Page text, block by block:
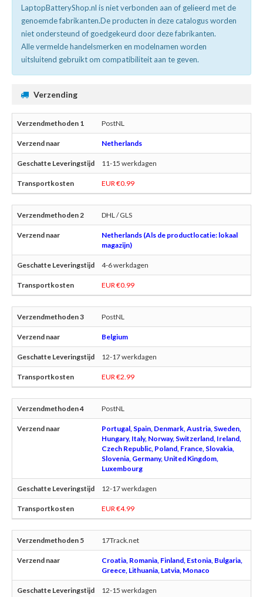
LaptopBatteryShop.nl is niet verbonden aan of gelieerd met de
genoemde fabrikanten.De producten in deze catalogus worden
niet ondersteund of goedgekeurd door deze fabrikanten.
Alle vermelde handelsmerken en modelnamen worden
uitsluitend gebruikt om compatibiliteit aan te geven.
Verzending
PostNL
Netherlands
11-15 werkdagen
EUR €0.99
DHL / GLS
Netherlands (Als de productlocatie: lokaal
magazijn)
4-6 werkdagen
EUR €0.99
PostNL
Belgium
12-17 werkdagen
EUR €2.99
PostNL
Portugal, Spain, Denmark, Austria, Sweden,
Hungary, Italy, Norway, Switzerland, Ireland,
Czech Republic, Poland, France, Slovakia,
Slovenia, Germany, United Kingdom,
Luxembourg
12-17 werkdagen
EUR €4.99
17Track.net
Croatia, Romania, Finland, Estonia, Bulgaria,
Greece, Lithuania, Latvia, Monaco
12-15 werkdagen